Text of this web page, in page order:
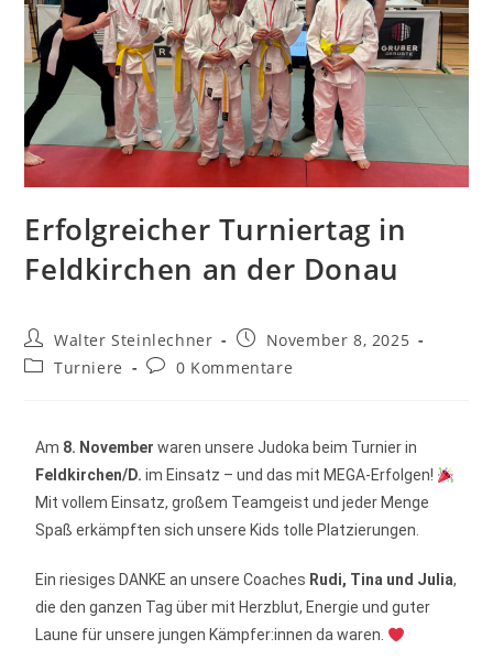
Erfolgreicher Turniertag in
Feldkirchen an der Donau
Walter Steinlechner
November 8, 2025
Turniere
0 Kommentare
Am 8. November waren unsere Judoka beim Turnier in
Feldkirchen/D. im Einsatz – und das mit MEGA-Erfolgen!
Mit vollem Einsatz, großem Teamgeist und jeder Menge
Spaß erkämpften sich unsere Kids tolle Platzierungen.
Ein riesiges DANKE an unsere Coaches Rudi, Tina und Julia,
die den ganzen Tag über mit Herzblut, Energie und guter
Laune für unsere jungen Kämpfer:innen da waren.